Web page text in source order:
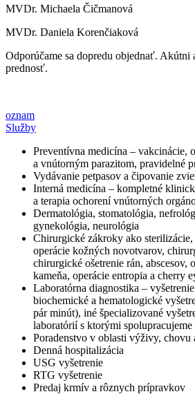
MVDr. Michaela Čičmanová
MVDr. Daniela Korenčiaková
Odporúčame sa dopredu objednať. Akútni
prednosť.
oznam
Služby
Preventívna medicína – vakcinácie,
a vnútorným parazitom, pravidelné
Vydávanie petpasov a čipovanie
Interná medicína – kompletné
a terapia ochorení vnútorných
Dermatológia, stomatológia,
gynekológia, neurológia
Chirurgické zákroky ako sterilizácie,
operácie kožných novotvarov,
chirurgické ošetrenie rán, abscesov,
kameňa, operácie entropia a cherry
Laboratórna diagnostika –
biochemické a hematologické
pár minút), iné špecializované
laboratórií s ktorými spolupracujeme
Poradenstvo v oblasti výživy, chovu
Denná hospitalizácia
USG vyšetrenie
RTG vyšetrenie
Predaj krmív a rôznych prípravkov